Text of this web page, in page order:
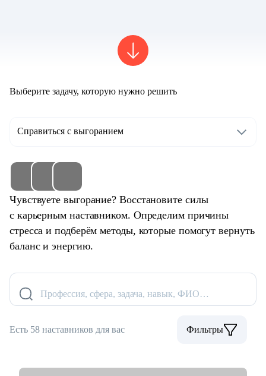
Выберите задачу, которую нужно решить
Справиться с выгоранием
Чувствуете выгорание? Восстановите силы
с карьерным наставником. Определим причины
стресса и подберём методы, которые помогут вернуть
баланс и энергию.
Профессия, сфера, задача, навык, ФИО…
Есть 58 наставников для вас Фильтры